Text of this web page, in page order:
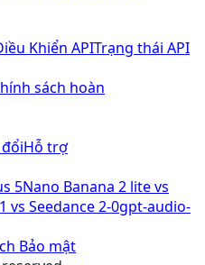
Khiển APITrạng thái API
sách hoàn
Hỗ trợ
5Nano Banana 2 litevs
vs Seedance 2-0gpt-audio-
Bảo mật